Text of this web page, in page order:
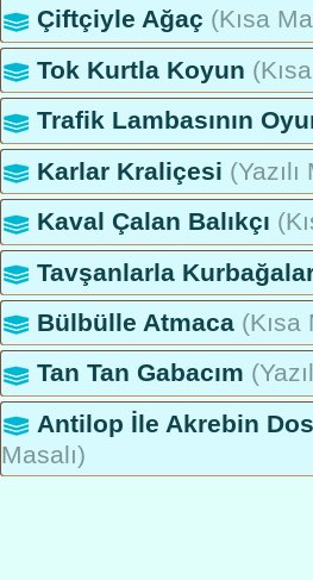
Çiftçiyle Ağaç (Kısa
Tok Kurtla Koyun
Trafik Lambasının
Karlar Kraliçesi
Kaval Çalan Balıkçı
Tavşanlarla
Bülbülle Atmaca (Kısa
Tan Tan Gabacım
Antilop İle Akrebin
Masalı)